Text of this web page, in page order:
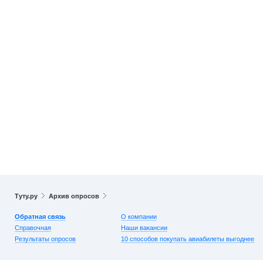
Туту.ру Архив опросов
Обратная связь
Справочная
Результаты опросов
О компании
Наши вакансии
10 способов покупать авиабилеты выгоднее